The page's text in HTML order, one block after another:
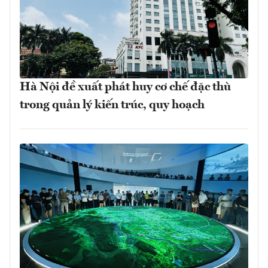
Hà Nội đề xuất phát huy cơ chế đặc thù
trong quản lý kiến trúc, quy hoạch